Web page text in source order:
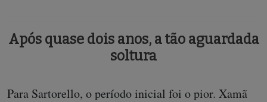
Após quase dois anos, a tão aguardada
soltura
Para Sartorello, o período inicial foi o pior. Xamã